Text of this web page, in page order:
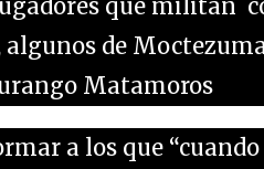
que militan
algunos de
Matamoros
a los que